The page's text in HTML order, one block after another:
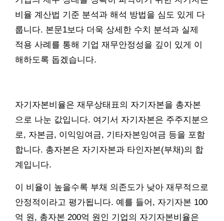
비율 계산법 기준 분석과 해석 방법을 심도 있게 다
룹니다. 본문1보다 더욱 상세한 수치 분석과 실제
적용 사례를 통해 기업 재무안정성을 깊이 있게 이
해하도록 돕겠습니다.
자기자본비율은 재무상태표의 자기자본을 총자본
으로 나눈 값입니다. 여기서 자기자본은 주주지분으
로, 자본금, 이익잉여금, 기타자본잉여금 등을 포함
합니다. 총자본은 자기자본과 타인자본(부채)의 합
계입니다.
이 비율이 높을수록 부채 의존도가 낮아 재무적으로
안정적이라고 평가됩니다. 예를 들어, 자기자본 100
억 원, 총자본 200억 원인 기업의 자기자본비율은